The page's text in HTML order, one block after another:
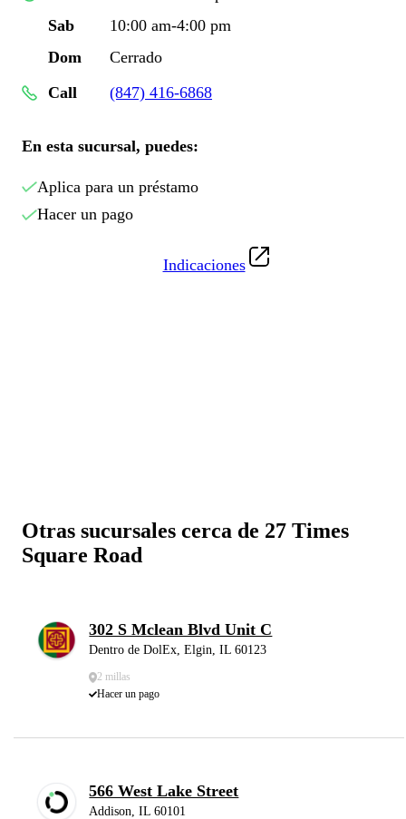
Sab
10:00 am-4:00 pm
Dom
Cerrado
Call
(847) 416-6868
En esta sucursal, puedes:
Aplica para un préstamo
Hacer un pago
Indicaciones
Otras sucursales cerca de 27 Times
Square Road
302 S Mclean Blvd Unit C
Dentro de DolEx, Elgin, IL 60123
2 millas
Hacer un pago
566 West Lake Street
Addison, IL 60101